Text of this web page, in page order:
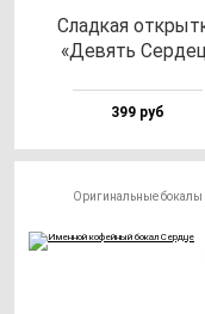
Слад­кая
«Девять
399 руб
Оригинальные бокалы